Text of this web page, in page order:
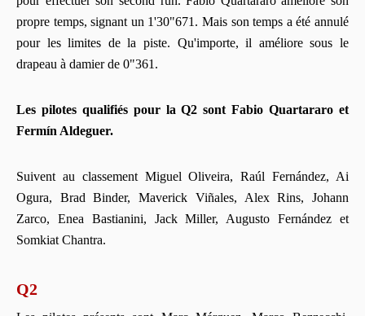
propre temps, signant un 1'30"671. Mais son temps a été annulé
pour les limites de la piste. Qu'importe, il améliore sous le
drapeau à damier de 0"361.
Les pilotes qualifiés pour la Q2 sont Fabio Quartararo et
Fermín Aldeguer.
Suivent au classement Miguel Oliveira, Raúl Fernández, Ai
Ogura, Brad Binder, Maverick Viñales, Alex Rins, Johann
Zarco, Enea Bastianini, Jack Miller, Augusto Fernández et
Somkiat Chantra.
Q2